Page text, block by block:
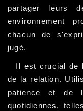
partager leurs
environnement
chacun de
jugé.
Il est crucial de
de la relation.
patience et de
quotidiennes,